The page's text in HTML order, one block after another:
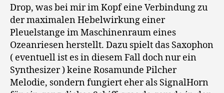
Drop, was bei mir im Kopf eine Verbindung zu
der maximalen Hebelwirkung einer
Pleuelstange im Maschinenraum eines
Ozeanriesen herstellt. Dazu spielt das Saxophon
( eventuell ist es in diesem Fall doch nur ein
Synthesizer ) keine Rosamunde Pilcher
Melodie, sondern fungiert eher als SignalHorn